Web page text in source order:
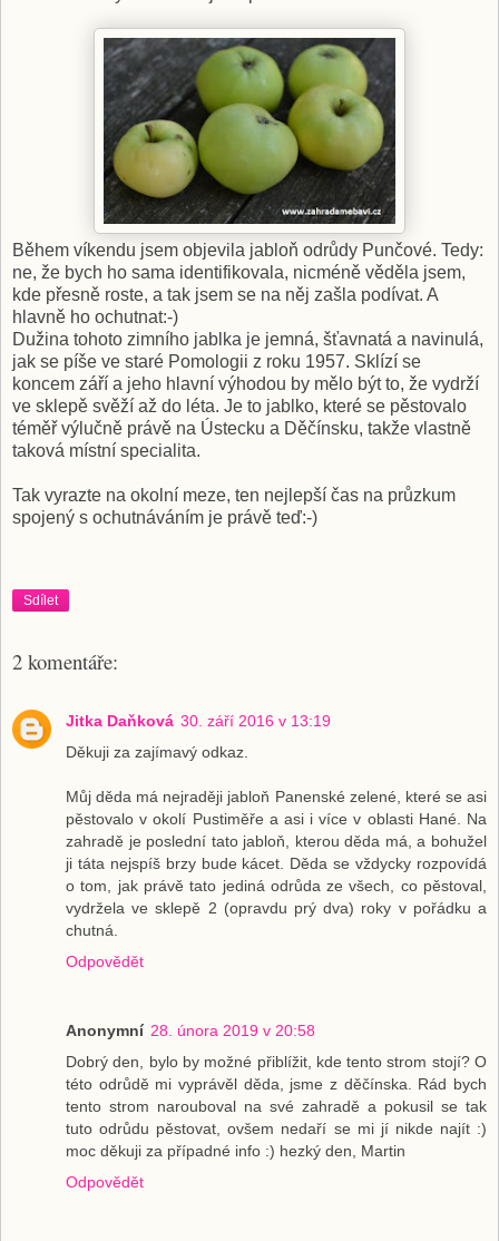
Během víkendu jsem objevila jabloň odrůdy Punčové. Tedy:
ne, že bych ho sama identifikovala, nicméně věděla jsem,
kde přesně roste, a tak jsem se na něj zašla podívat. A
hlavně ho ochutnat:-)
Dužina tohoto zimního jablka je jemná, šťavnatá a navinulá,
jak se píše ve staré Pomologii z roku 1957. Sklízí se
koncem září a jeho hlavní výhodou by mělo být to, že vydrží
ve sklepě svěží až do léta. Je to jablko, které se pěstovalo
téměř výlučně právě na Ústecku a Děčínsku, takže vlastně
taková místní specialita.
Tak vyrazte na okolní meze, ten nejlepší čas na průzkum
spojený s ochutnáváním je právě teď:-)
Sdílet
2 komentáře:
Jitka Daňková 30. září 2016 v 13:19
Děkuji za zajímavý odkaz.
Můj děda má nejraději jabloň Panenské zelené, které se asi
pěstovalo v okolí Pustiměře a asi i více v oblasti Hané. Na
zahradě je poslední tato jabloň, kterou děda má, a bohužel
ji táta nejspíš brzy bude kácet. Děda se vždycky rozpovídá
o tom, jak právě tato jediná odrůda ze všech, co pěstoval,
vydržela ve sklepě 2 (opravdu prý dva) roky v pořádku a
chutná.
Odpovědět
Anonymní 28. února 2019 v 20:58
Dobrý den, bylo by možné přiblížit, kde tento strom stojí? O
této odrůdě mi vyprávěl děda, jsme z děčínska. Rád bych
tento strom narouboval na své zahradě a pokusil se tak
tuto odrůdu pěstovat, ovšem nedaří se mi jí nikde najít :)
moc děkuji za případné info :) hezký den, Martin
Odpovědět